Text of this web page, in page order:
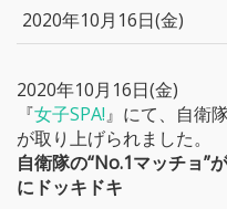
2020年10月16日(金)
2020年10月16日(金)
『女子SPA!』にて、自衛
が取り上げられました。
自衛隊の“No.1マッチョ”
にドッキドキ